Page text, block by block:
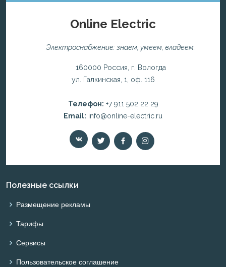
Online Electric
Электроснабжение: знаем, умеем, владеем.
160000 Россия, г. Вологда
ул. Галкинская, 1, оф. 116
Телефон: +7 911 502 22 29
Email: info@online-electric.ru
Полезные ссылки
Размещение рекламы
Тарифы
Сервисы
Пользовательское соглашение